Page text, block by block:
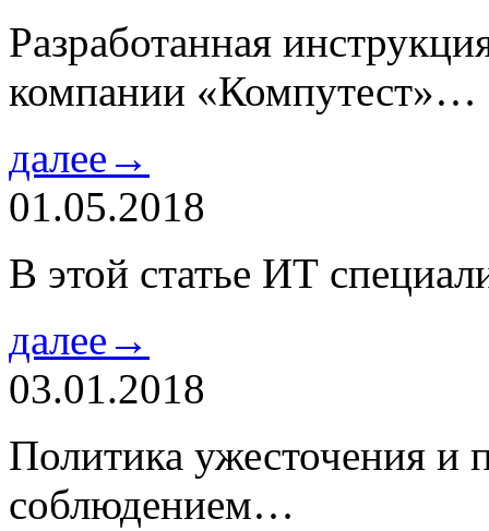
Разработанная
компании «Компутест»…
далее→
01.05.2018
В этой статье ИТ
далее→
03.01.2018
Политика ужесточения и
соблюдением…